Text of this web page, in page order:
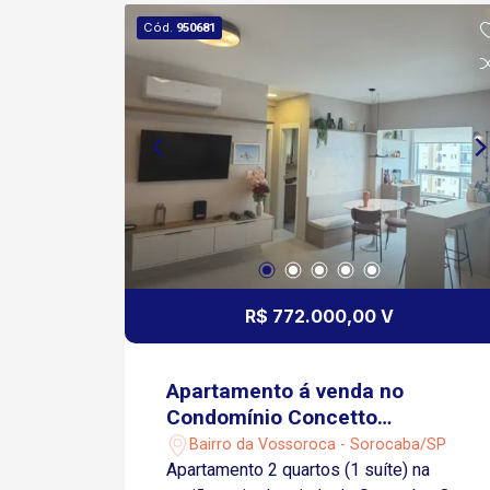
Cód. 950681
R$ 772.000,00 V
Apartamento á venda no
Condomínio Concetto
Campolim - Sorocaba/SP
Bairro da Vossoroca - Sorocaba/SP
Apartamento 2 quartos (1 suíte) na